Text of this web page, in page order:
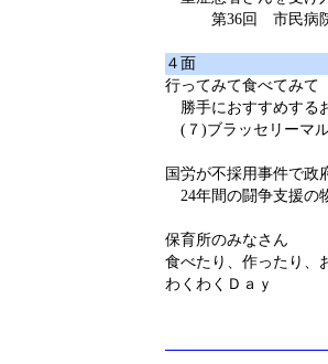
第36回 市民病院
４面
行ってみて食べてみて
勝手におすすめする
(７)ブラッセリーマ
国労が不採用事件で政
24年間の闘争支援の
保育所のみなさん
食べたり、作ったり、
わくわくＤａｙ